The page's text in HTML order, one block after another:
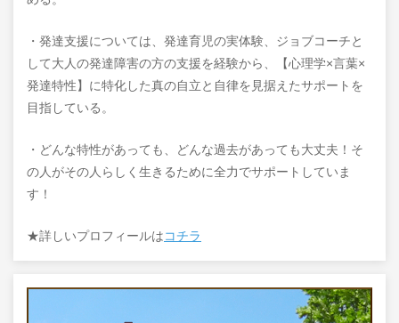
・発達支援については、発達育児の実体験、ジョブコーチと
して大人の発達障害の方の支援を経験から、【心理学×言葉×
発達特性】に特化した真の自立と自律を見据えたサポートを
目指している。
・どんな特性があっても、どんな過去があっても大丈夫！そ
の人がその人らしく生きるために全力でサポートしていま
す！
★詳しいプロフィールはコチラ